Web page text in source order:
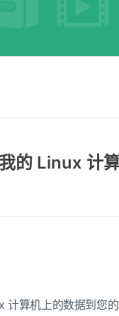
的 Linux 计
计算机上的数据到您